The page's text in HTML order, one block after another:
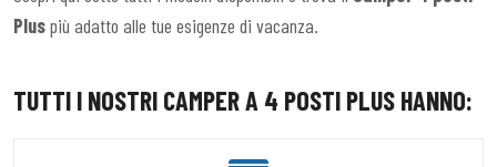
Pluspiù adatto alle tue esigenze di vacanza.
TUTTI I NOSTRI CAMPER A 4 POSTI PLUS HANNO: